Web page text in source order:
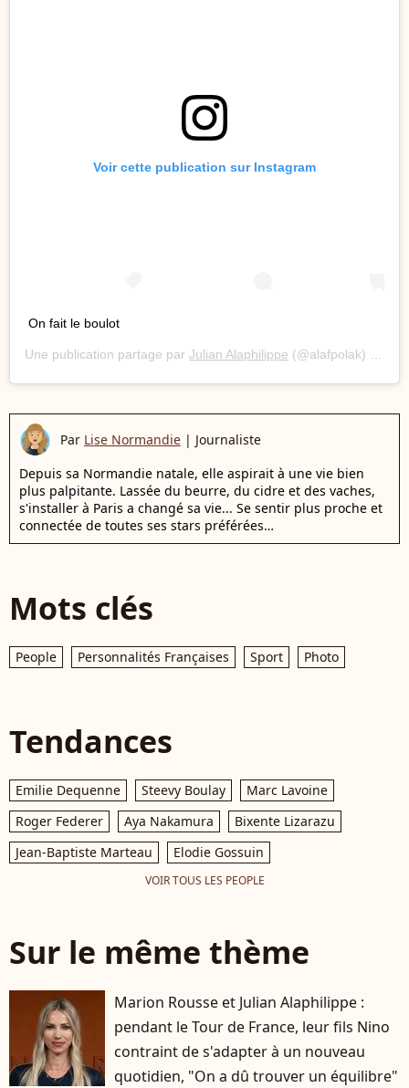
Voir cette publication sur Instagram
On fait le boulot
Une publication partage par Julian Alaphilippe (@alafpolak) le
Par Lise Normandie | Journaliste
Depuis sa Normandie natale, elle aspirait à une vie bien
plus palpitante. Lassée du beurre, du cidre et des vaches,
s'installer à Paris a changé sa vie... Se sentir plus proche et
connectée de toutes ses stars préférées…
Mots clés
People Personnalités Françaises Sport Photo
Tendances
Emilie Dequenne Steevy Boulay
Marc Lavoine
Roger Federer
Aya Nakamura
Bixente Lizarazu
Jean-Baptiste Marteau
Elodie Gossuin
VOIR TOUS LES PEOPLE
Sur le même thème
Marion Rousse et Julian Alaphilippe :
pendant le Tour de France, leur fils Nino
contraint de s'adapter à un nouveau
quotidien, "On a dû trouver un équilibre"